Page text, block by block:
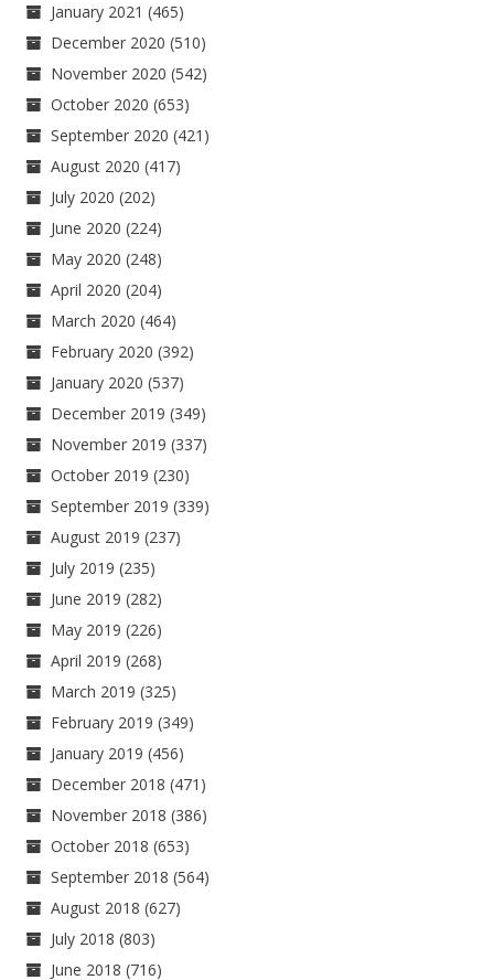
January 2021 (465)
December 2020 (510)
November 2020 (542)
October 2020 (653)
September 2020 (421)
August 2020 (417)
July 2020 (202)
June 2020 (224)
May 2020 (248)
April 2020 (204)
March 2020 (464)
February 2020 (392)
January 2020 (537)
December 2019 (349)
November 2019 (337)
October 2019 (230)
September 2019 (339)
August 2019 (237)
July 2019 (235)
June 2019 (282)
May 2019 (226)
April 2019 (268)
March 2019 (325)
February 2019 (349)
January 2019 (456)
December 2018 (471)
November 2018 (386)
October 2018 (653)
September 2018 (564)
August 2018 (627)
July 2018 (803)
June 2018 (716)